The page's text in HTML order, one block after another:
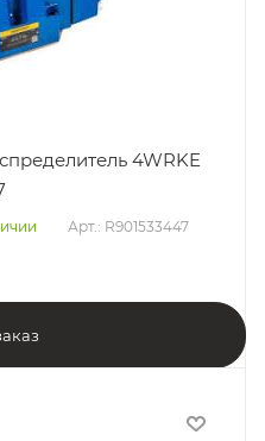
4WRKE
Арт.: R901533447